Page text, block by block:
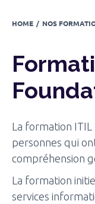
HOME / NOS
La formation
personnes qui
compréhension
La formation
services